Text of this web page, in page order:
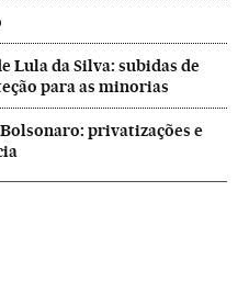
Lula da Silva: subidas de
para as minorias
privatizações e